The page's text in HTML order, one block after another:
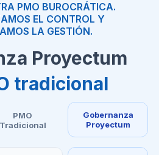
PMO BUROCRÁTICA.
EL CONTROL Y
LA GESTIÓN.
Proyectum
tradicional
PMO
Tradicional
Gobernanza
Proyectum